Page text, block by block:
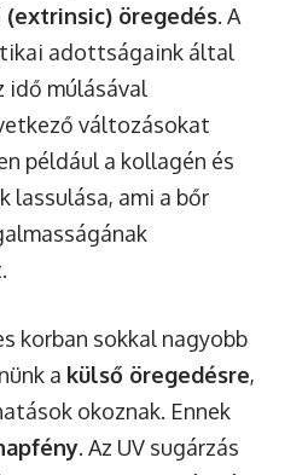
öregedés. A
adottságaink által
idő múlásával
változásokat
például a kollagén és
lassulása, ami a bőr
korban sokkal nagyobb
a külső öregedésre,
okoznak. Ennek
. Az UV sugárzás